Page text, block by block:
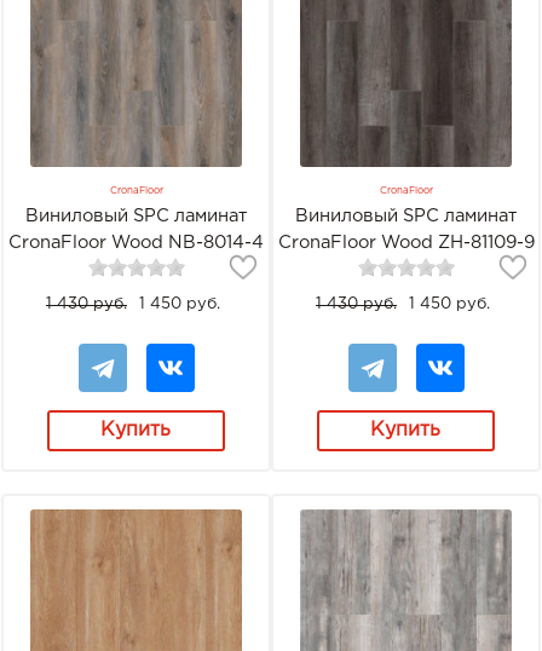
CronaFloor
Виниловый SPC ламинат
CronaFloor Wood NB-8014-4
Дуб Виктория
1 430 руб. 1 450 руб.
Купить
CronaFloor
Виниловый SPC ламинат
CronaFloor Wood ZH-81109-9
Дуб Джакарта
1 430 руб. 1 450 руб.
Купить